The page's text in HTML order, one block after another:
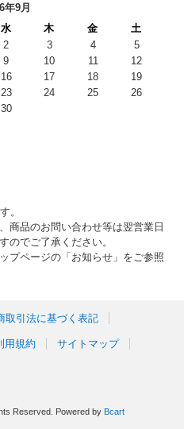
年9月
水 木 金
土
2 3 4
5
9 10 11
12
16 17 18
19
23 24 25
26
30
。
商品のお問い合わせ等は翌営業日
のでご了承ください。
プページの「お知らせ」をご参照
取引法に基づく表記
用規約 サイトマップ
Reserved. Powered by Bcart